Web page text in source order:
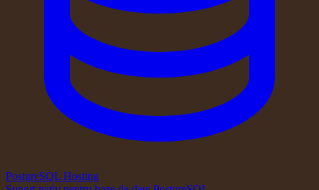
PostgreSQL Hosting